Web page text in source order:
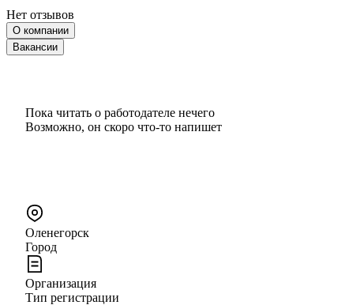
Нет отзывов
О компании
Вакансии
Пока читать о работодателе нечего
Возможно, он скоро что‑то напишет
Оленегорск
Город
Организация
Тип регистрации